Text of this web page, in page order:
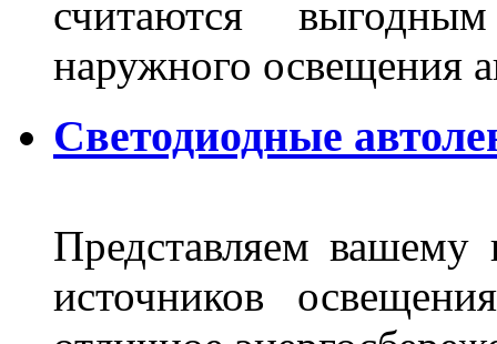
считаются
наружного освещения
Светодиодные
Представляем
источников